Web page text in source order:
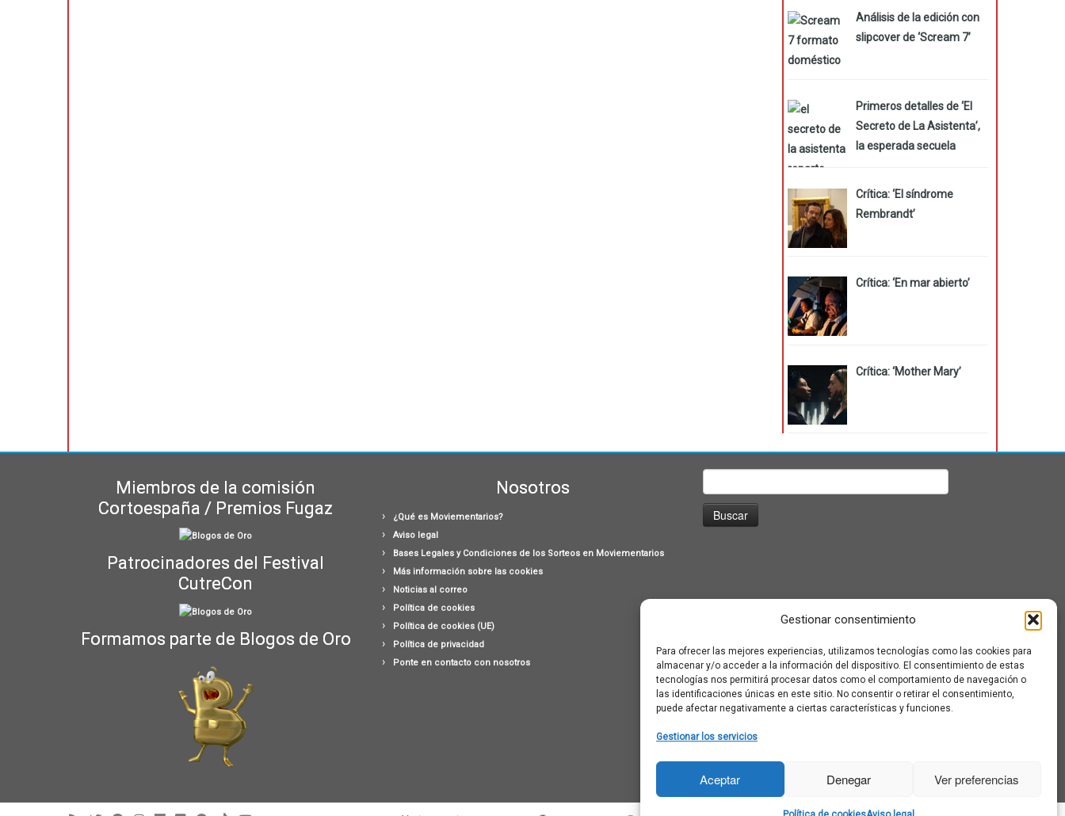
Gestionar consentimiento
Para ofrecer las mejores experiencias, utilizamos tecnologías como las cookies para
almacenar y/o acceder a la información del dispositivo. El consentimiento de estas
tecnologías nos permitirá procesar datos como el comportamiento de navegación o
las identificaciones únicas en este sitio. No consentir o retirar el consentimiento,
puede afectar negativamente a ciertas características y funciones.
Gestionar los servicios
Aceptar Denegar Ver preferencias
Análisis de la edición con
slipcover de ‘Scream 7’
Primeros detalles de ‘El
Secreto de La Asistenta’,
la esperada secuela
Crítica: ‘El síndrome
Rembrandt’
Crítica: ‘En mar abierto’
Crítica: ‘Mother Mary’
Miembros de la comisión
Cortoespaña / Premios Fugaz
Patrocinadores del Festival
CutreCon
Formamos parte de Blogos de Oro
Nosotros
¿Qué es Moviementarios?
Aviso legal
Bases Legales y Condiciones de los Sorteos en Moviementarios
Más información sobre las cookies
Noticias al correo
Política de cookies
Política de cookies (UE)
Política de privacidad
Ponte en contacto con nosotros